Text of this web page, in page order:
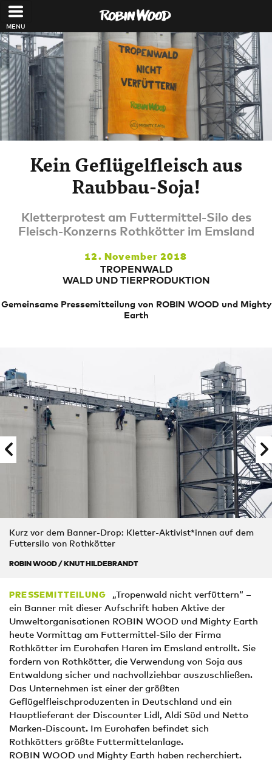
Direkt zum Inhalt
Kein Geflügelfleisch aus
Raubbau-Soja!
Kletterprotest am Futtermittel-Silo des
Fleisch-Konzerns Rothkötter im Emsland
12. November 2018
TROPENWALD
WALD UND TIERPRODUKTION
Gemeinsame Pressemitteilung von ROBIN WOOD und Mighty
Earth
Kurz vor dem Banner-Drop: Kletter-Aktivist*innen auf dem
Futtersilo von Rothkötter
ROBIN WOOD / KNUT HILDEBRANDT
PRESSEMITTEILUNG
„Tropenwald nicht verfüttern“ –
ein Banner mit dieser Aufschrift haben Aktive der
Umweltorganisationen ROBIN WOOD und Mighty Earth
heute Vormittag am Futtermittel-Silo der Firma
Rothkötter im Eurohafen Haren im Emsland entrollt. Sie
fordern von Rothkötter, die Verwendung von Soja aus
Entwaldung sicher und nachvollziehbar auszuschließen.
Das Unternehmen ist einer der größten
Geflügelfleischproduzenten in Deutschland und ein
Hauptlieferant der Discounter Lidl, Aldi Süd und Netto
Marken-Discount. Im Eurohafen befindet sich
Rothkötters größte Futtermittelanlage.
ROBIN WOOD und Mighty Earth haben recherchiert.